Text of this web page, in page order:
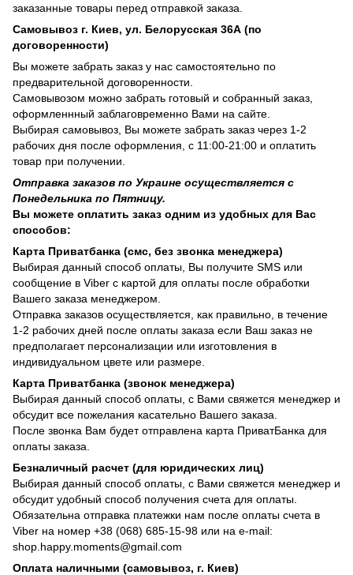
заказанные товары перед отправкой заказа.
Самовывоз г. Киев, ул. Белорусская 36А (по
договоренности)
Вы можете забрать заказ у нас самостоятельно по
предварительной договоренности.
Самовывозом можно забрать готовый и собранный заказ,
оформленнный заблаговременно Вами на сайте.
Выбирая самовывоз, Вы можете забрать заказ через 1-2
рабочих дня после оформления, с 11:00-21:00 и оплатить
товар при получении.
Отправка заказов по Украине осуществляется с
Понедельника по Пятницу.
Вы можете оплатить заказ одним из удобных для Вас
способов:
Карта Приватбанка (смс, без звонка менеджера)
Выбирая данный способ оплаты, Вы получите SMS или
сообщение в Viber с картой для оплаты после обработки
Вашего заказа менеджером.
Отправка заказов осуществляется, как правильно, в течение
1-2 рабочих дней после оплаты заказа если Ваш заказ не
предполагает персонализации или изготовления в
индивидуальном цвете или размере.
Карта Приватбанка (звонок менеджера)
Выбирая данный способ оплаты, с Вами свяжется менеджер и
обсудит все пожелания касательно Вашего заказа.
После звонка Вам будет отправлена карта ПриватБанка для
оплаты заказа.
Безналичный расчет (для юридических лиц)
Выбирая данный способ оплаты, с Вами свяжется менеджер и
обсудит удобный способ получения счета для оплаты.
Обязательна отправка платежки нам после оплаты счета в
Viber на номер +38 (068) 685-15-98 или на e-mail:
shop.happy.moments@gmail.com
Оплата наличными (самовывоз, г. Киев)